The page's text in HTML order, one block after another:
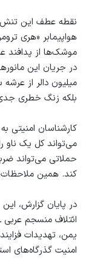
هواپیمابر «هری
موشک‌ها از پدافند
میلیون دالر از
بلکه زنگ خطری
کارشناسان امنیتی
می‌تواند کل یک ناو
حملاتی می‌تواند
کند. همین
در پایان گزارش،
ائتلاف منسجم
یمن، تهدیدات
امنیت گذرگاه‌های